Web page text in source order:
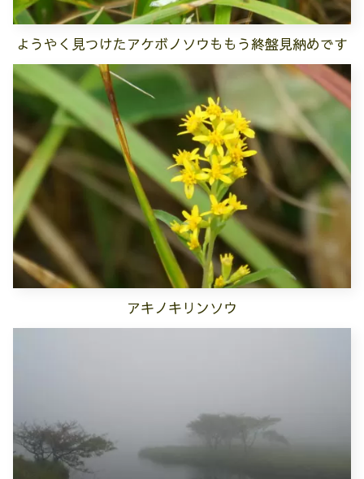
ようやく見つけたアケボノソウももう終盤見納めです
アキノキリンソウ